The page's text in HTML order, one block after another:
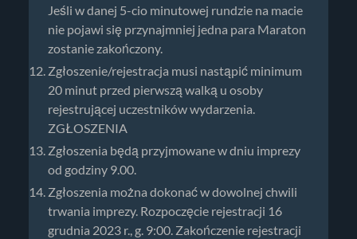
Jeśli w danej 5-cio minutowej rundzie na macie
nie pojawi się przynajmniej jedna para Maraton
zostanie zakończony.
Zgłoszenie/rejestracja musi nastąpić minimum
20 minut przed pierwszą walką u osoby
rejestrującej uczestników wydarzenia.
ZGŁOSZENIA
Zgłoszenia będą przyjmowane w dniu imprezy
od godziny 9.00.
Zgłoszenia można dokonać w dowolnej chwili
trwania imprezy. Rozpoczęcie rejestracji 16
grudnia 2023 r., g. 9:00. Zakończenie rejestracji